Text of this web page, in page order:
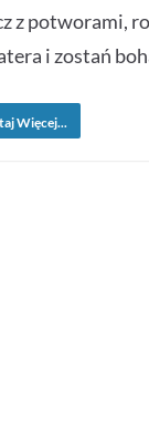
z potworami,
i zostań
Więcej...